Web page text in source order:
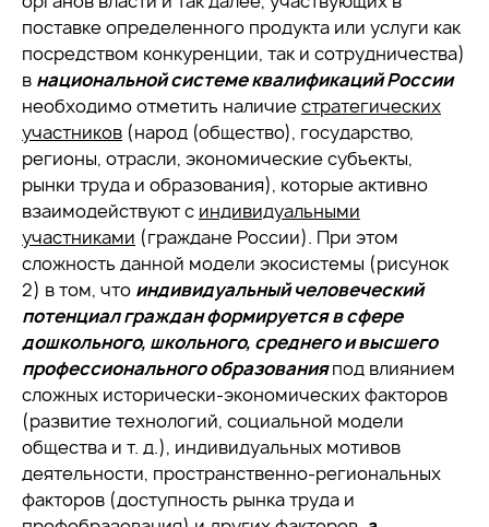
поставке определенного продукта или услуги как
посредством конкуренции, так и сотрудничества)
в национальной системе квалификаций России
необходимо отметить наличиестратегических
участников (народ (общество), государство,
регионы, отрасли, экономические субъекты,
рынки труда и образования), которые активно
взаимодействуют с индивидуальными
участниками (граждане России). При этом
сложность данной модели экосистемы (рисунок
2) в том, что индивидуальный человеческий
потенциал граждан формируется в сфере
дошкольного, школьного, среднего и высшего
профессионального образованияпод влиянием
сложных исторически-экономических факторов
(развитие технологий, социальной модели
общества и т. д.), индивидуальных мотивов
деятельности, пространственно-региональных
факторов (доступность рынка труда и